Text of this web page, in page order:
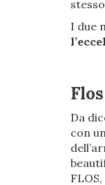
I due
Da
con